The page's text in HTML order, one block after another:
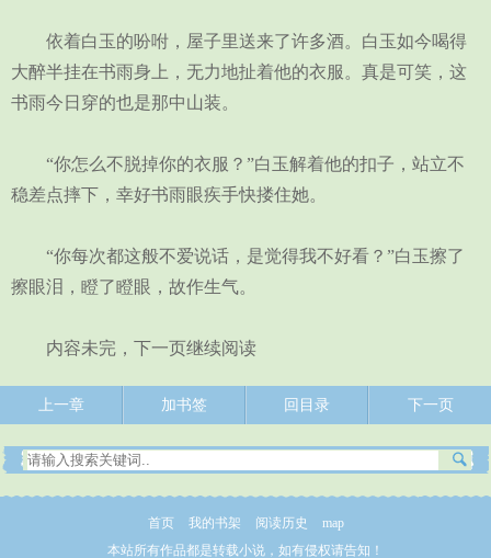
依着白玉的吩咐，屋子里送来了许多酒。白玉如今喝得
大醉半挂在书雨身上，无力地扯着他的衣服。真是可笑，这
书雨今日穿的也是那中山装。
“你怎么不脱掉你的衣服？”白玉解着他的扣子，站立不
稳差点摔下，幸好书雨眼疾手快搂住她。
“你每次都这般不爱说话，是觉得我不好看？”白玉擦了
擦眼泪，瞪了瞪眼，故作生气。
内容未完，下一页继续阅读
上一章 加书签 回目录 下一页
首页 我的书架 阅读历史
map
本站所有作品都是转载小说，如有侵权请告知！